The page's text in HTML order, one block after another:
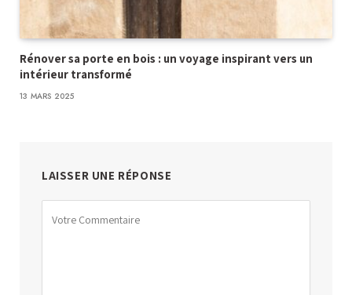
Rénover sa porte en bois : un voyage inspirant vers un
intérieur transformé
13 MARS 2025
LAISSER UNE RÉPONSE